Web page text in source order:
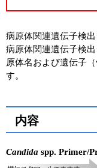
病原体関連遺伝子検
病原体関連遺伝子検
原体名および遺伝子
す。
内容
Candida spp. Primer/